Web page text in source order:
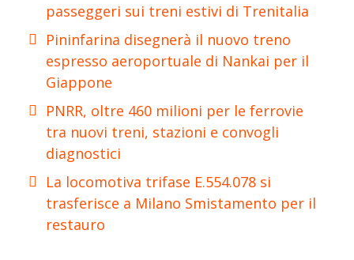
passeggeri sui treni estivi di Trenitalia
Pininfarina disegnerà il nuovo treno
espresso aeroportuale di Nankai per il
Giappone
PNRR, oltre 460 milioni per le ferrovie
tra nuovi treni, stazioni e convogli
diagnostici
La locomotiva trifase E.554.078 si
trasferisce a Milano Smistamento per il
restauro